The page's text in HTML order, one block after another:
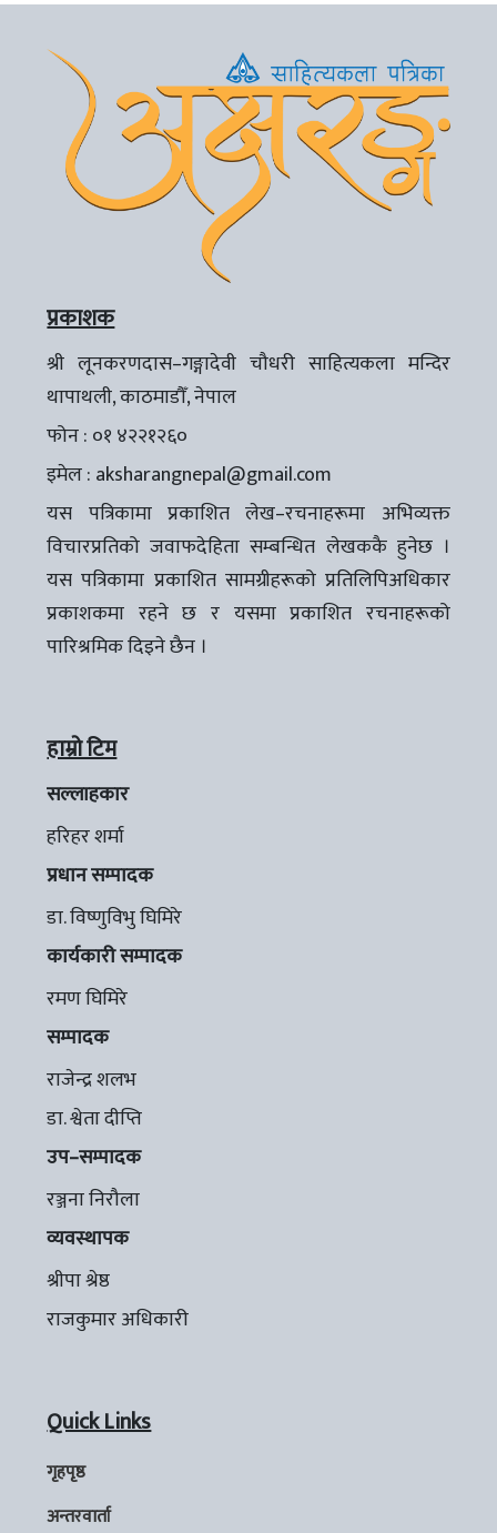
प्रकाशक
श्री लूनकरणदास–गङ्गादेवी चौधरी साहित्यकला मन्दिर
थापाथली, काठमाडौँ, नेपाल
फोन : ०१ ४२२१२६०
इमेल : aksharangnepal@gmail.com
यस पत्रिकामा प्रकाशित लेख–रचनाहरूमा अभिव्यक्त
विचारप्रतिको जवाफदेहिता सम्बन्धित लेखककै हुनेछ ।
यस पत्रिकामा प्रकाशित सामग्रीहरूको प्रतिलिपिअधिकार
प्रकाशकमा रहने छ र यसमा प्रकाशित रचनाहरूको
पारिश्रमिक दिइने छैन ।
हाम्रो टिम
सल्लाहकार
हरिहर शर्मा
प्रधान सम्पादक
डा. विष्णुविभु घिमिरे
कार्यकारी सम्पादक
रमण घिमिरे
सम्पादक
राजेन्द्र शलभ
डा. श्वेता दीप्ति
उप–सम्पादक
रञ्जना निरौला
व्यवस्थापक
श्रीपा श्रेष्ठ
राजकुमार अधिकारी
Quick Links
गृहपृष्ठ
अन्तरवार्ता